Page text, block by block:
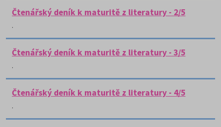
Čtenářský deník k maturitě z literatury - 2/5
.
Čtenářský deník k maturitě z literatury - 3/5
.
Čtenářský deník k maturitě z literatury - 4/5
.